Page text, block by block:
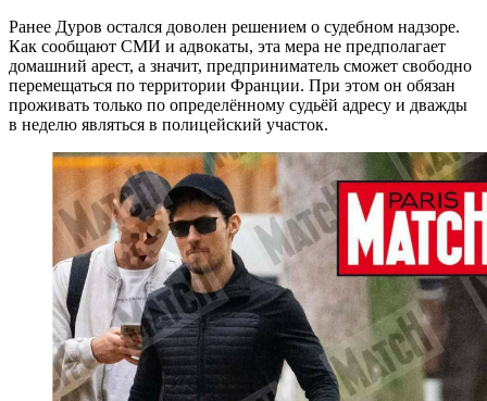
Ранее Дуров остался доволен решением о судебном надзоре.
Как сообщают СМИ и адвокаты, эта мера не предполагает
домашний арест, а значит, предприниматель сможет свободно
перемещаться по территории Франции. При этом он обязан
проживать только по определённому судьёй адресу и дважды
в неделю являться в полицейский участок.